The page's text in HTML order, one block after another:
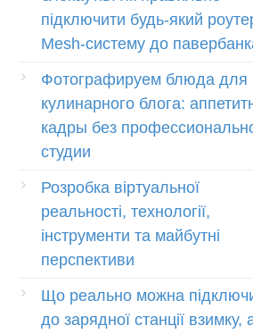
підключити будь-який
Mesh-систему до
Фотографируем блюда для
кулинарного блога:
кадры без
студии
Розробка віртуальної
реальності, технології,
інструменти та майбутні
перспективи
Що реально можна
до зарядної станції взимку,